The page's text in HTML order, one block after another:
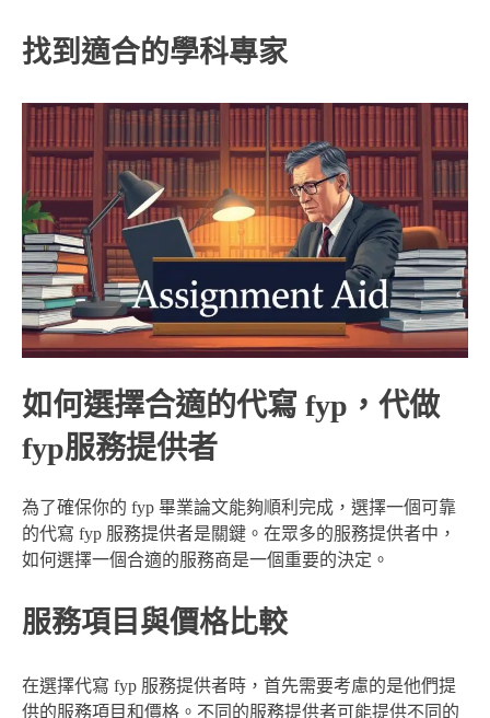
找到適合的學科專家
如何選擇合適的代寫 fyp，代做
fyp服務提供者
為了確保你的 fyp 畢業論文能夠順利完成，選擇一個可靠
的代寫 fyp 服務提供者是關鍵。在眾多的服務提供者中，
如何選擇一個合適的服務商是一個重要的決定。
服務項目與價格比較
在選擇代寫 fyp 服務提供者時，首先需要考慮的是他們提
供的服務項目和價格。不同的服務提供者可能提供不同的